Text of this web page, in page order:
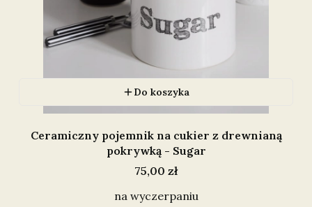
Do koszyka
Ceramiczny pojemnik na cukier z drewnianą
pokrywką - Sugar
Cena
75,00 zł
na wyczerpaniu